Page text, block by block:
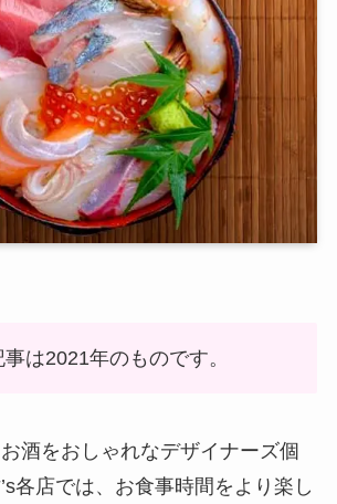
事は2021年のものです。
酒をおしゃれなデザイナーズ個
各店では、お食事時間をより楽し